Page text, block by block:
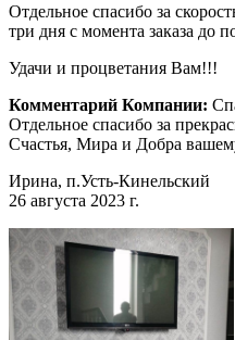
Отдельное спасибо за
три дня с момента заказа до
Удачи и процветания Вам!!!
Комментарий Компании:
Отдельное спасибо за
Счастья, Мира и Добра
Ирина, п.Усть-Кинельский
26 августа 2023 г.